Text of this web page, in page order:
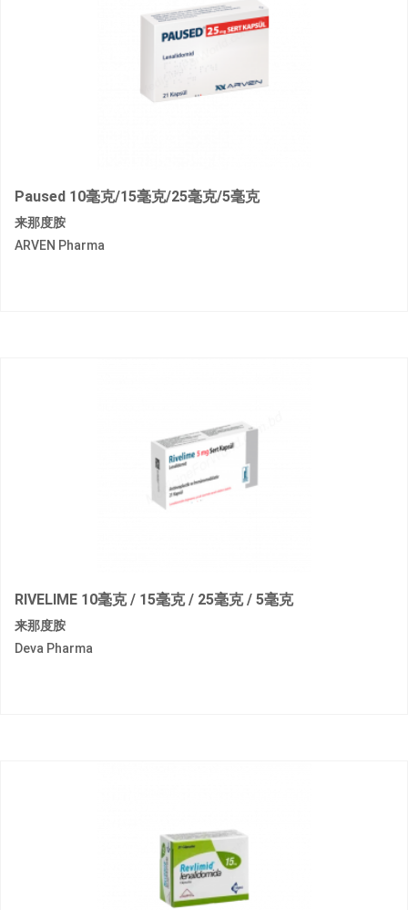
Paused 10毫克/15毫克/25毫克/5毫克
来那度胺
ARVEN Pharma
RIVELIME 10毫克 / 15毫克 / 25毫克 / 5毫克
来那度胺
Deva Pharma